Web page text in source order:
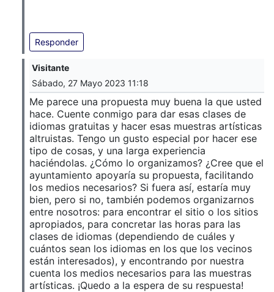
Responder
Visitante
Sábado, 27 Mayo 2023 11:18
Me parece una propuesta muy buena la que usted
hace. Cuente conmigo para dar esas clases de
idiomas gratuitas y hacer esas muestras artísticas
altruistas. Tengo un gusto especial por hacer ese
tipo de cosas, y una larga experiencia
haciéndolas. ¿Cómo lo organizamos? ¿Cree que el
ayuntamiento apoyaría su propuesta, facilitando
los medios necesarios? Si fuera así, estaría muy
bien, pero si no, también podemos organizarnos
entre nosotros: para encontrar el sitio o los sitios
apropiados, para concretar las horas para las
clases de idiomas (dependiendo de cuáles y
cuántos sean los idiomas en los que los vecinos
están interesados), y encontrando por nuestra
cuenta los medios necesarios para las muestras
artísticas. ¡Quedo a la espera de su respuesta!